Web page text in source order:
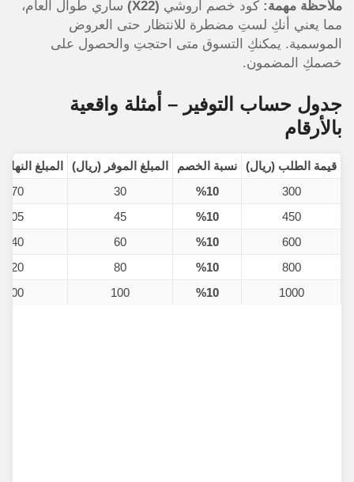
ملاحظة مهمة: كود خصم اروشي (X22)
ساري طوال العام،
مما يعني أنكِ لستِ مضطرة للانتظار حتى العروض
الموسمية. يمكنكِ التسوق متى احتجتِ والحصول على
خصمكِ المضمون.
جدول حساب التوفير – أمثلة واقعية
بالأرقام
قيمة الطلب (ريال) نسبة الخصم المبلغ الموفر (ريال)
المبلغ
300
%10
30
270
450
%10
45
405
600
%10
60
540
800
%10
80
720
1000
%10
100
900